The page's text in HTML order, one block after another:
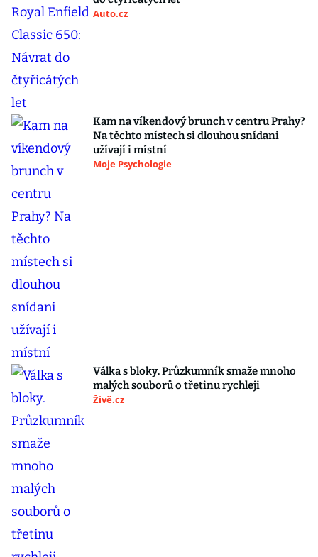
Auto.cz
Kam na víkendový brunch v centru Prahy?
Na těchto místech si dlouhou snídani
užívají i místní
Moje Psychologie
Válka s bloky. Průzkumník smaže mnoho
malých souborů o třetinu rychleji
Živě.cz